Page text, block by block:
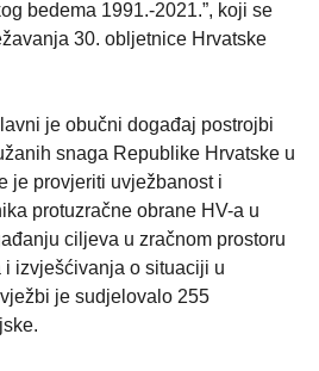
bedema 1991.-2021.”, koji se
30. obljetnice Hrvatske
je obučni događaj postrojbi
snaga Republike Hrvatske u
je provjeriti uvježbanost i
protuzračne obrane HV-a u
ciljeva u zračnom prostoru
izvješćivanja o situaciji u
je sudjelovalo 255